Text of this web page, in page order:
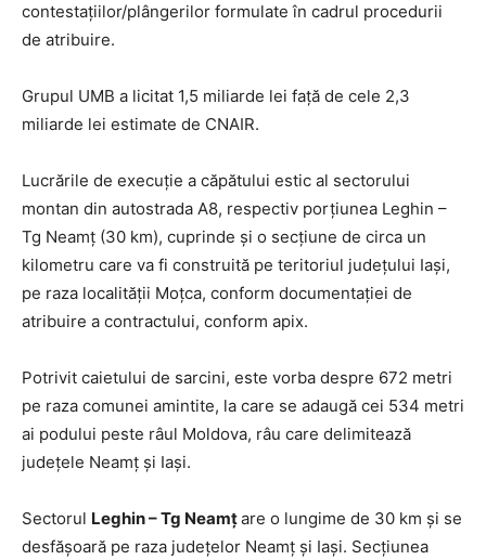
contestațiilor/plângerilor formulate în cadrul procedurii
de atribuire.
Grupul UMB a licitat 1,5 miliarde lei față de cele 2,3
miliarde lei estimate de CNAIR.
Lucrările de execuție a căpătului estic al sectorului
montan din autostrada A8, respectiv porțiunea Leghin –
Tg Neamț (30 km), cuprinde și o secțiune de circa un
kilometru care va fi construită pe teritoriul județului Iași,
pe raza localității Moțca, conform documentației de
atribuire a contractului, conform apix.
Potrivit caietului de sarcini, este vorba despre 672 metri
pe raza comunei amintite, la care se adaugă cei 534 metri
ai podului peste râul Moldova, râu care delimitează
județele Neamț și Iași.
Sectorul Leghin – Tg Neamţare o lungime de 30 km şi se
desfăşoară pe raza judeţelor Neamţ şi Iaşi. Secţiunea